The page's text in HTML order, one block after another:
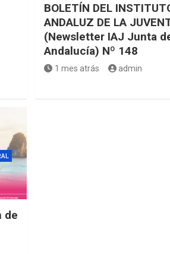
BOLETÍN DEL
ANDALUZ DE LA
(Newsletter IAJ Junta
Andalucía) Nº 148
1 mes atrás admin
de